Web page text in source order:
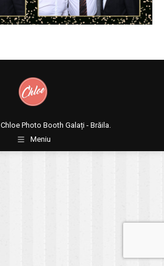
Chloe Photo Booth Galați - Brăila.
Meniu